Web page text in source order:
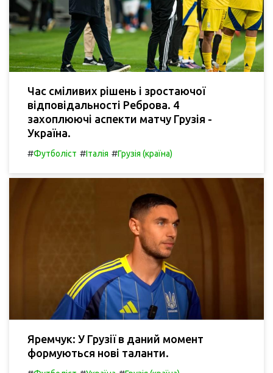
Час сміливих рішень і зростаючої
відповідальності Реброва. 4
захоплюючі аспекти матчу Грузія -
Україна.
#Футболіст #Італія #Грузія (країна)
Яремчук: У Грузії в даний момент
формуються нові таланти.